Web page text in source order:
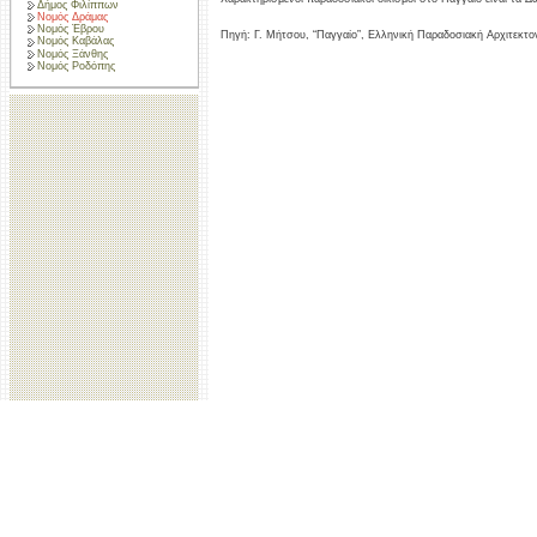
Δήμος Φιλίππων
Νομός Δράμας
Νομός Έβρου
Νομός Καβάλας
Νομός Ξάνθης
Νομός Ροδόπης
Πηγή: Γ. Μήτσου, “Παγγαίο”, Ελληνική Παραδοσιακή